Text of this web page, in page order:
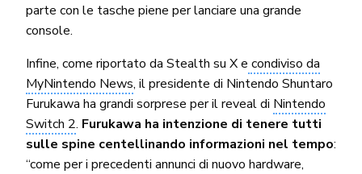
parte con le tasche piene per lanciare una grande
console.
Infine, come riportato da Stealth su X e condiviso da
MyNintendo News, il presidente di Nintendo Shuntaro
Furukawa ha grandi sorprese per il reveal di Nintendo
Switch 2. Furukawa ha intenzione di tenere tutti
sulle spine centellinando informazioni nel tempo:
“come per i precedenti annunci di nuovo hardware,